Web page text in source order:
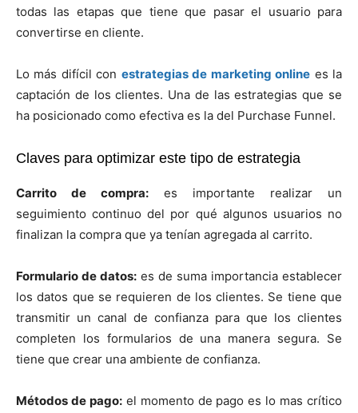
todas las etapas que tiene que pasar el usuario para
convertirse en cliente.
Lo más difícil con estrategias de marketing online es la
captación de los clientes. Una de las estrategias que se
ha posicionado como efectiva es la del Purchase Funnel.
Claves para optimizar este tipo de estrategia
Carrito de compra: es importante realizar un
seguimiento continuo del por qué algunos usuarios no
finalizan la compra que ya tenían agregada al carrito.
Formulario de datos: es de suma importancia establecer
los datos que se requieren de los clientes. Se tiene que
transmitir un canal de confianza para que los clientes
completen los formularios de una manera segura. Se
tiene que crear una ambiente de confianza.
Métodos de pago:el momento de pago es lo mas crítico